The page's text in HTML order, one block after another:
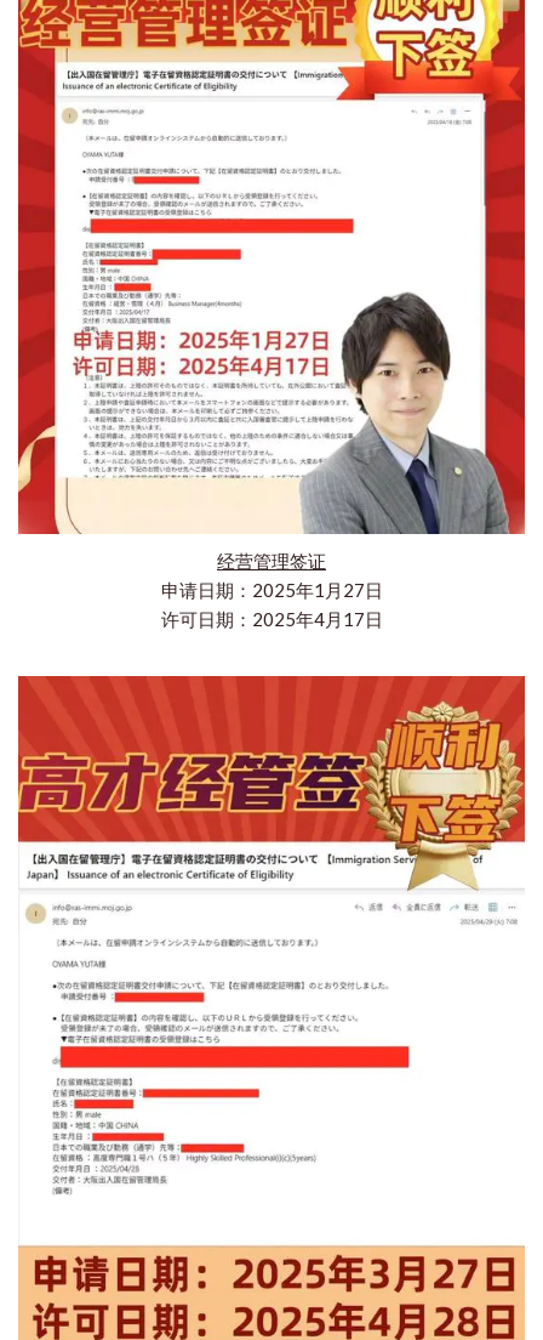
经营管理签证
申请日期：2025年1月27日
许可日期：2025年4月17日